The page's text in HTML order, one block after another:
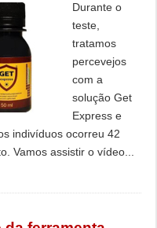
Durante o
teste,
tratamos
percevejos
com a
solução Get
Express e
indivíduos ocorreu 42
Vamos assistir o vídeo...